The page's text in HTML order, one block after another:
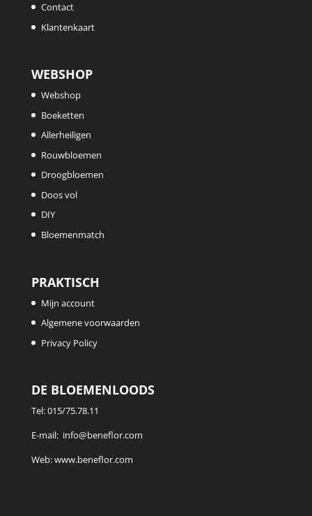
Contact
Klantenkaart
WEBSHOP
Webshop
Boeketten
Allerheiligen
Rouwbloemen
Droogbloemen
Doos vol
DIY
Bloemenmatch
PRAKTISCH
Mijn account
Algemene voorwaarden
Privacy Policy
DE BLOEMENLOODS
Tel:015/75.78.11
E-mail: info@beneflor.com
Web:www.beneflor.com